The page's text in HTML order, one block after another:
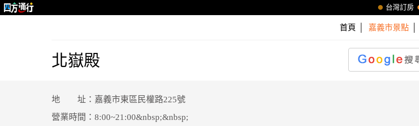
台灣訂房
首頁 嘉義市景點
北嶽殿
地 址：嘉義市東區民權路225號
營業時間：8:00~21:00&nbsp;&nbsp;